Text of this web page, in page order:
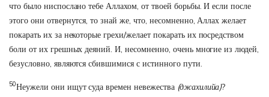
что было ниспослано тебе Аллахом, от твоей борьбы. И если после
этого они отвернутся, то знай же, что, несомненно, Аллах желает
покарать их за некоторые грехи/желает покарать их посредством
боли от их грешных деяний. И, несомненно, очень многие из людей,
безусловно, являются сбившимися с истинного пути.
50Неужели они ищут суда времен невежества (джахилийа)?